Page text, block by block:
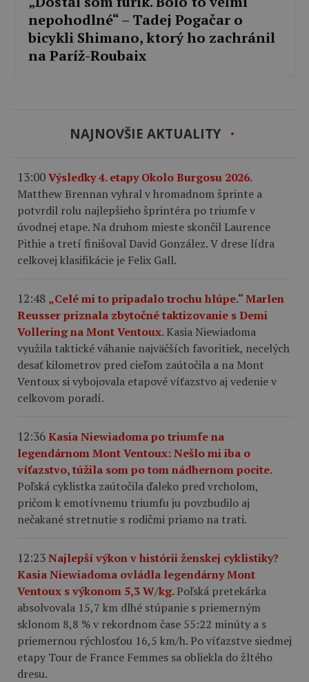
nepohodlné“ – Tadej Pogačar o
bicykli Shimano, ktorý ho zachránil
na Paríž-Roubaix
NAJNOVŠIE AKTUALITY
13:00Výsledky 4. etapy Okolo Burgosu 2026.
Matthew Brennan vyhral v hromadnom šprinte a
potvrdil rolu najlepšieho šprintéra po triumfe v
úvodnej etape. Na druhom mieste skončil Laurence
Pithie a tretí finišoval David González. V drese lídra
celkovej klasifikácie je Felix Gall.
12:48 „Celé mi to pripadalo trochu hlúpe.“ Marlen
Reusser priznala zbytočné taktizovanie s Demi
Vollering na Mont Ventoux.Kasia Niewiadoma
využila taktické váhanie najväčších favoritiek, necelých
desať kilometrov pred cieľom zaútočila a na Mont
Ventoux si vybojovala etapové víťazstvo aj vedenie v
celkovom poradí.
12:36Kasia Niewiadoma po triumfe na
legendárnom Mont Ventoux: Nešlo mi iba o
víťazstvo, túžila som po tom nádhernom pocite.
Poľská cyklistka zaútočila ďaleko pred vrcholom,
pričom k emotívnemu triumfu ju povzbudilo aj
nečakané stretnutie s rodičmi priamo na trati.
12:23Najlepší výkon v histórii ženskej cyklistiky?
Kasia Niewiadoma ovládla legendárny Mont
Ventoux s výkonom 5,3 W/kg.Poľská pretekárka
absolvovala 15,7 km dlhé stúpanie s priemerným
sklonom 8,8 % v rekordnom čase 55:22 minúty a s
priemernou rýchlosťou 16,5 km/h. Po víťazstve siedmej
etapy Tour de France Femmes sa obliekla do žltého
dresu.